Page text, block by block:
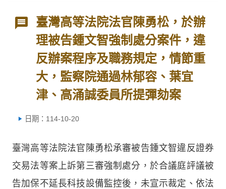
臺灣高等法院法官陳勇松，於辦
理被告鍾文智強制處分案件，違
反辦案程序及職務規定，情節重
大，監察院通過林郁容、葉宜
津、高涌誠委員所提彈劾案
日期：114-10-20
臺灣高等法院法官陳勇松承審被告鍾文智違反證券
交易法等案上訴第三審強制處分，於合議庭評議被
告加保不延長科技設備監控後，未宣示裁定、依法